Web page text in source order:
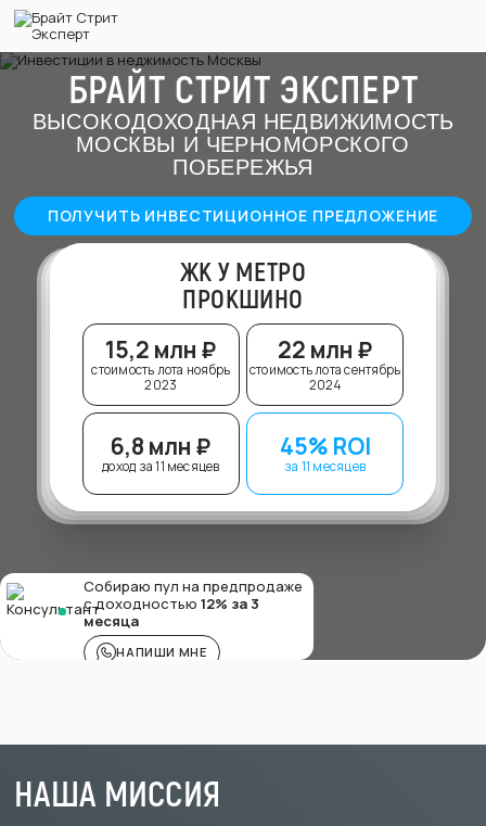
БРАЙТ СТРИТ ЭКСПЕРТ
ВЫСОКОДОХОДНАЯ НЕДВИЖИМОСТЬ
МОСКВЫ И ЧЕРНОМОРСКОГО
ПОБЕРЕЖЬЯ
ПОЛУЧИТЬ ИНВЕСТИЦИОННОЕ ПРЕДЛОЖЕНИЕ
ЖК У МЕТРО
ПРОКШИНО
15,2 млн ₽
стоимость лота ноябрь
2023
22 млн ₽
стоимость лота сентябрь
2024
6,8 млн ₽
доход за 11 месяцев
45% ROI
за 11 месяцев
Собираю пул на предпродаже
с доходностью 12% за 3
месяца
НАПИШИ МНЕ
НАША МИССИЯ